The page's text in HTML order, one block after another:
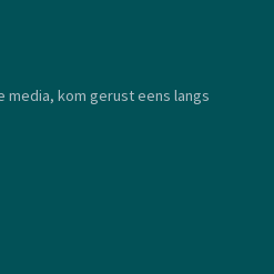
kom gerust eens langs